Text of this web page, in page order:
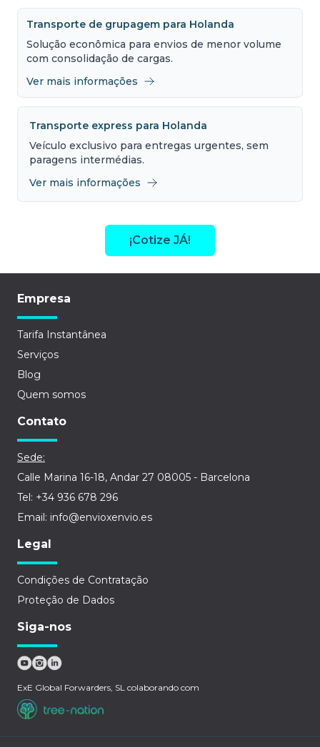
Transporte de grupagem para Holanda
Solução econômica para envios de menor volume
com consolidação de cargas.
Ver mais informações
Transporte express para Holanda
Veículo exclusivo para entregas urgentes, sem
paragens intermédias.
Ver mais informações
¡Cotize JÁ!
Empresa
Tarifa Instantânea
Serviços
Blog
Quem somos
Contato
Sede:
Calle Marina 16-18, Andar 27 08005 - Barcelona
Tel: +34 936 678 296
Email: info@envioxenvio.es
Legal
Condições de Contratação
Proteção de Dados
Siga-nos
ExE Global Forwarders, SL colaborando com